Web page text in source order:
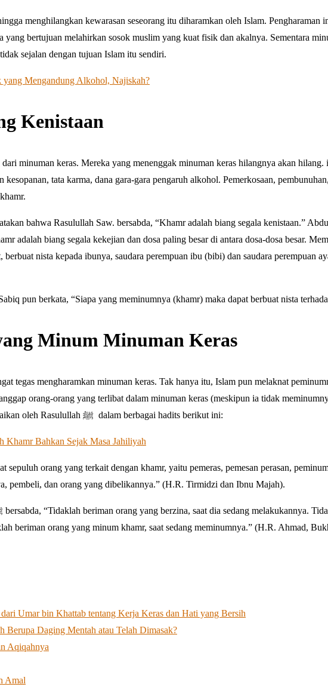
menghilangkan kewarasan seseorang itu diharamkan oleh Islam. Pengharaman
yang bertujuan melahirkan sosok muslim yang kuat fisik dan akalnya. Sementara
sejalan dengan tujuan Islam itu sendiri.
Mengandung Alkohol, Najiskah?
Kenistaan
minuman keras. Mereka yang menenggak minuman keras hilangnya akan hilang.
tata karma, dana gara-gara pengaruh alkohol. Pemerkosaan,
bahwa Rasulullah Saw. bersabda, “Khamr adalah biang segala kenistaan.”
adalah biang segala kekejian dan dosa paling besar di antara dosa-dosa besar.
berbuat nista kepada ibunya, saudara perempuan ibu (bibi) dan saudara perempuan
pun berkata, “Siapa yang meminumnya (khamr) maka dapat berbuat nista
Minum Minuman Keras
tegas mengharamkan minuman keras. Tak hanya itu, Islam pun melaknat
orang-orang yang terlibat dalam minuman keras (meskipun ia tidak
iman. Hal tersebut sudah sangat tegas disampaikan oleh Rasulullah ﷺ dalam berbagai hadits berikut ini:
Khamr Bahkan Sejak Masa Jahiliyah
pembeli, dan orang yang dibelikannya.” (H.R. Tirmidzi dan Ibnu Majah).
beriman orang yang minum khamr, saat sedang meminumnya.” (H.R. Ahmad,
Umar bin Khattab tentang Kerja Keras dan Hati yang Bersih
Daging Mentah atau Telah Dimasak?
Aqiqahnya
Amal